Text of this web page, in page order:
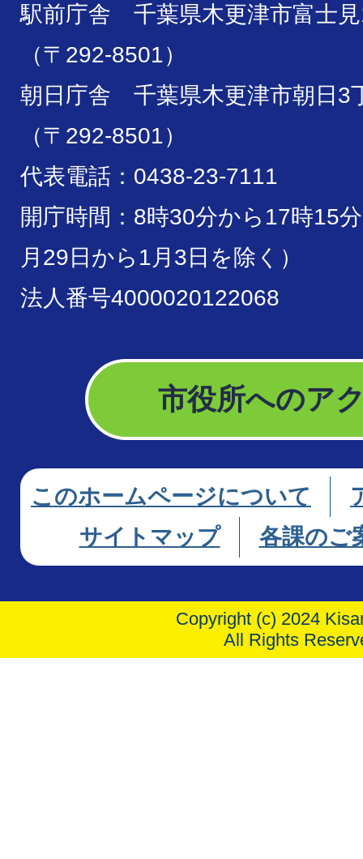
駅前庁舎 千葉県木更津市富士
（〒292-8501）
朝日庁舎 千葉県木更津市朝日3
（〒292-8501）
代表電話：0438-23-7111
開庁時間：8時30分から17時15
月29日から1月3日を除く）
法人番号4000020122068
市役所へのア
このホームページについて
サイトマップ
各課のご
Copyright (c) 2024
All Rights